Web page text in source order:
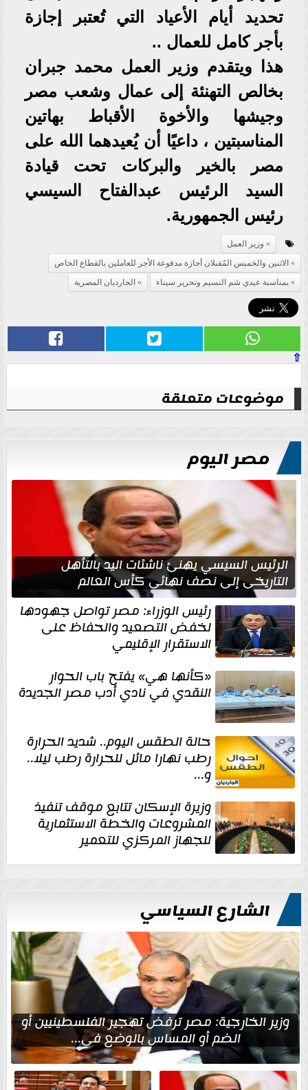
تحديد أيام الأعياد التي تُعتبر إجازة
بأجر كامل للعمال ..
هذا ويتقدم وزير العمل محمد جبران
بخالص التهنئة إلى عمال وشعب مصر
وجيشها والأخوة الأقباط بهاتين
المناسبتين ، داعيًا أن يُعيدهما الله على
مصر بالخير والبركات تحت قيادة
السيد الرئيس عبدالفتاح السيسي
رئيس الجمهورية.
وزير العمل
الاثنين والخميس المُقبلان أجازة مدفوعة الأجر للعاملين بالقطاع الخاص
بمناسبة عيدي شم النسيم وتحرير سيناء
الجارديان المصرية
⇧
موضوعات متعلقة
مصر اليوم
الرئيس السيسي يهنئ ناشئات اليد بالتأهل
التاريخي إلى نصف نهائي كأس العالم
رئيس الوزراء: مصر تواصل جهودها
لخفض التصعيد والحفاظ على
الاستقرار الإقليمي
«كأنها هي» يفتح باب الحوار
النقدي في نادي أدب مصر الجديدة
حالة الطقس اليوم.. شديد الحرارة
رطب نهارا مائل للحرارة رطب ليلا..
و...
وزيرة الإسكان تتابع موقف تنفيذ
المشروعات والخطة الاستثمارية
للجهاز المركزي للتعمير
الشارع السياسي
وزير الخارجية: مصر ترفض تهجير الفلسطينيين أو
الضم أو المساس بالوضع في...